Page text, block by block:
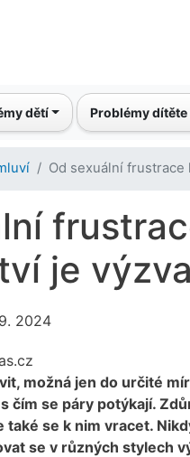
dětí Problémy
Od sexuální
je
2024
možná jen do určité
čím se páry potýkají.
také se k nim vracet.
se v různých stylech